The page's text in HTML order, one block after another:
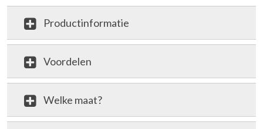
Productinformatie
Voordelen
Welke maat?